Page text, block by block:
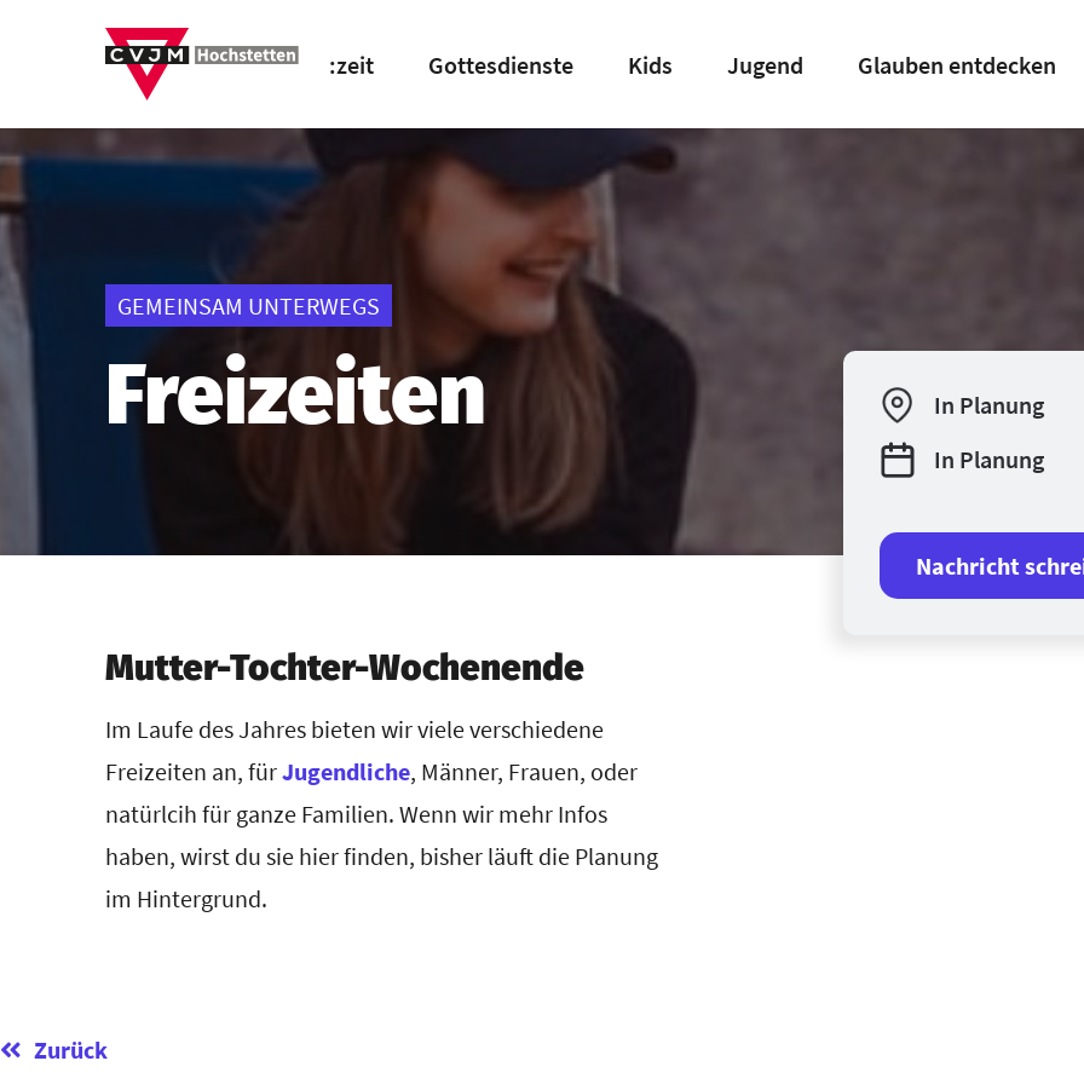
:zeit Gottesdienste Kids Jugend Glauben entdecken
GEMEINSAM UNTERWEGS
Freizeiten
In Planung
In Planung
Nachricht
Mutter-Tochter-Wochenende
Im Laufe des Jahres bieten wir viele verschiedene
Freizeiten an, fürJugendliche, Männer, Frauen, oder
natürlcih für ganze Familien. Wenn wir mehr Infos
haben, wirst du sie hier finden, bisher läuft die Planung
im Hintergrund.
Zurück